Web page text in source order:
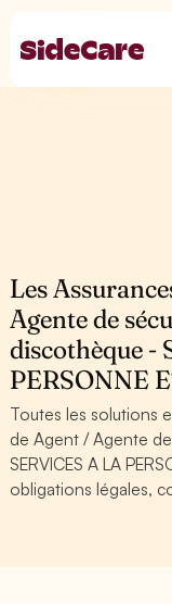
Les
Agente de
discothèque -
PERSONNE
Toutes les solutions
de Agent / Agente
SERVICES A LA
obligations légales,